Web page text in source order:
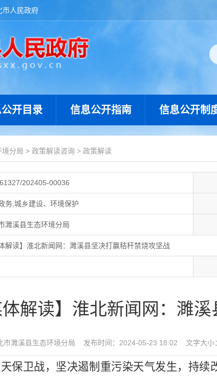
市人民政府
开目录 信息公开指南 信息公开制
境分局 > 政策解读咨询 > 政策解读
202405-00036
务,城乡建设、环境保护
濉溪县生态环境分局
体解读】淮北新闻网：濉溪县坚决打赢秸秆禁烧攻坚战
体解读】淮北新闻网：濉
市濉溪县生态环境分局 发布时间：2024-05-23 18:02 文字大小
保卫战，坚决遏制重污染天气发生，持续